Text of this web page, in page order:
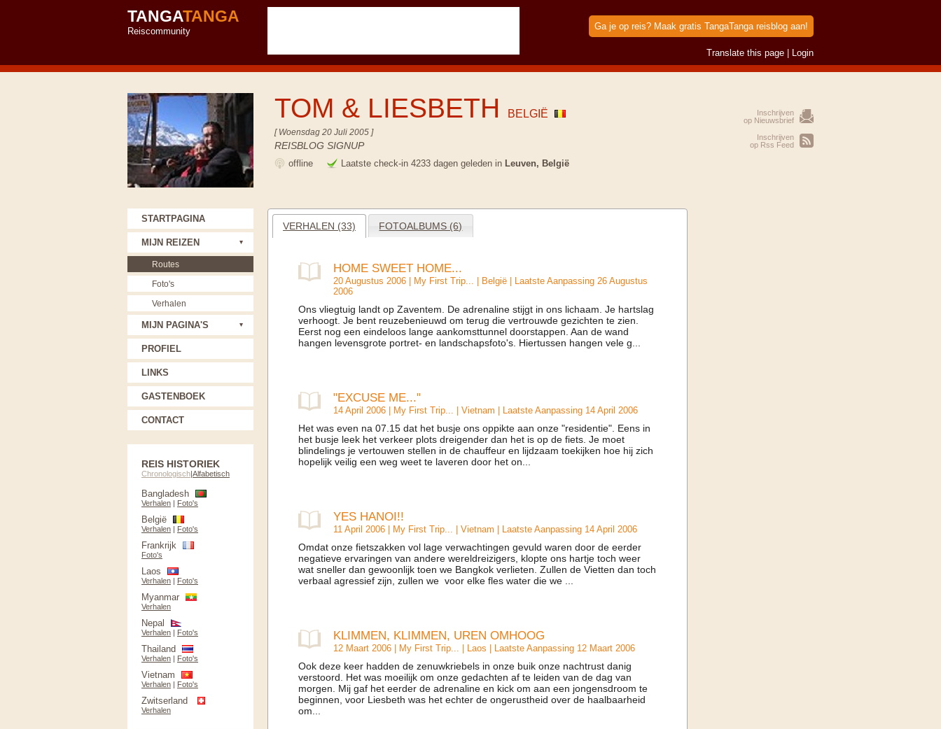
TANGATANGA
Reiscommunity Ga je op reis? Maak gratis TangaTanga reisblog aan!
Translate this page Login
TOM & LIESBETH BELGIË
[ Woensdag 20 Juli 2005 ]
REISBLOG SIGNUP
offline Laatste check-in 4233 dagen geleden in Leuven, België
Inschrijven
op Nieuwsbrief
Inschrijven
op Rss Feed
VERHALEN (33) FOTOALBUMS (6)
HOME SWEET HOME...
20 Augustus 2006 | My First Trip... België| Laatste Aanpassing 26 Augustus
2006
Ons vliegtuig landt op Zaventem. De adrenaline stijgt in ons lichaam. Je hartslag
verhoogt. Je bent reuzebenieuwd om terug die vertrouwde gezichten te zien.
Eerst nog een eindeloos lange aankomsttunnel doorstappen. Aan de wand
hangen levensgrote portret- en landschapsfoto's. Hiertussen hangen vele g...
"EXCUSE ME..."
14 April 2006 | My First Trip... Vietnam | Laatste Aanpassing 14 April 2006
Het was even na 07.15 dat het busje ons oppikte aan onze "residentie". Eens in
het busje leek het verkeer plots dreigender dan het is op de fiets. Je moet
blindelings je vertouwen stellen in de chauffeur en lijdzaam toekijken hoe hij zich
hopelijk veilig een weg weet te laveren door het on...
YES HANOI!!
11 April 2006 | My First Trip... Vietnam | Laatste Aanpassing 14 April 2006
Omdat onze fietszakken vol lage verwachtingen gevuld waren door de eerder
negatieve ervaringen van andere wereldreizigers, klopte ons hartje toch weer
wat sneller dan gewoonlijk toen we Bangkok verlieten. Zullen de Vietten dan toch
verbaal agressief zijn, zullen we voor elke fles water die we ...
KLIMMEN, KLIMMEN, UREN OMHOOG
12 Maart 2006 | My First Trip... Laos | Laatste Aanpassing 12 Maart 2006
Ook deze keer hadden de zenuwkriebels in onze buik onze nachtrust danig
verstoord. Het was moeilijk om onze gedachten af te leiden van de dag van
morgen. Mij gaf het eerder de adrenaline en kick om aan een jongensdroom te
beginnen, voor Liesbeth was het echter de ongerustheid over de haalbaarheid
om...
STARTPAGINA
MIJN REIZEN
Routes
Foto's
Verhalen
MIJN PAGINA'S
PROFIEL
LINKS
GASTENBOEK
CONTACT
REIS HISTORIEK
Chronologisch|Alfabetisch
Bangladesh
Verhalen | Foto's
België
Verhalen | Foto's
Frankrijk
Foto's
Laos
Verhalen | Foto's
Myanmar
Verhalen
Nepal
Verhalen | Foto's
Thailand
Verhalen | Foto's
Vietnam
Verhalen | Foto's
Zwitserland
Verhalen